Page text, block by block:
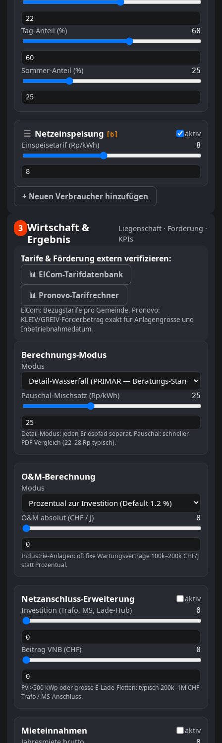
Tag-Anteil (%) 60
Sommer-Anteil (%) 25
☰ Netzeinspeisung [6]
aktiv
Einspeisetarif (Rp/kWh)
8
+ Neuen Verbraucher hinzufügen
3 Wirtschaft &
Ergebnis
Liegenschaft · Förderung ·
KPIs
Tarife & Förderung extern verifizieren:
📊 ElCom-Tarifdatenbank
📊 Pronovo-Tarifrechner
ElCom: Bezugstarife pro Gemeinde. Pronovo:
KLEIV/GREIV-Förderbetrag exakt für Anlagengrösse und
Inbetriebnahmedatum.
Berechnungs-Modus
Modus
Pauschal-Mischsatz (Rp/kWh) 25
Detail-Modus: jeden Erlöspfad separat. Pauschal: schneller
PDF-Vergleich (22–28 Rp typisch).
O&M-Berechnung
Modus
O&M absolut (CHF / J) 0
Industrie-Anlagen: oft fixe Wartungsverträge 100k–200k CHF/J
statt Prozentual.
Netzanschluss-Erweiterung
aktiv
Investition (Trafo, MS, Lade-Hub)
0
Beitrag VNB (CHF) 0
PV >500 kWp oder grosse E-Lade-Flotten: typisch 200k–1M CHF
Trafo / MS-Anschluss.
Mieteinnahmen
aktiv